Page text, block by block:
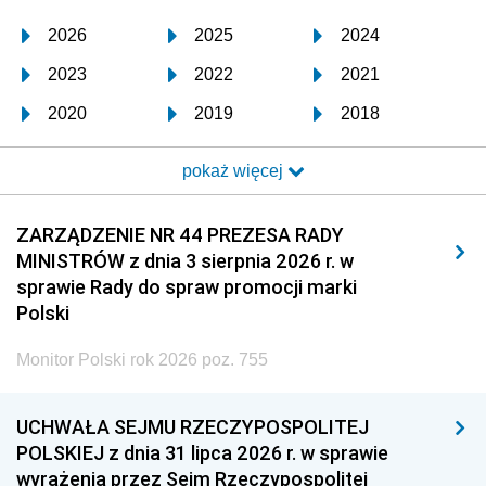
2026 2025 2024
2023 2022 2021
2020 2019 2018
2017 2016 2015
2014 2013 2012
2011 2010 2009
2008 2007 2006
2005
1996 1995 1994
1993 1992 1991
pokaż więcej
ZARZĄDZENIE NR 44 PREZESA RADY
MINISTRÓW z dnia 3 sierpnia 2026 r. w
sprawie Rady do spraw promocji marki
Polski
Monitor Polski rok 2026 poz. 755
UCHWAŁA SEJMU RZECZYPOSPOLITEJ
POLSKIEJ z dnia 31 lipca 2026 r. w sprawie
wyrażenia przez Sejm Rzeczypospolitej